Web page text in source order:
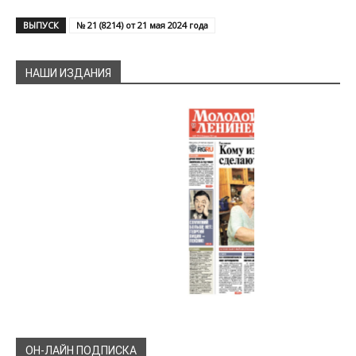
ВЫПУСК № 21 (8214) от 21 мая 2024 года
НАШИ ИЗДАНИЯ
ОН-ЛАЙН ПОДПИСКА